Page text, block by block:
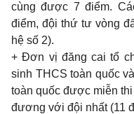
cùng được 7 điểm.
điểm, đội thứ tư vòng
hệ số 2).
+ Đơn vị đăng cai tổ
sinh THCS toàn quốc
toàn quốc được miễn
đương với đội nhất (11